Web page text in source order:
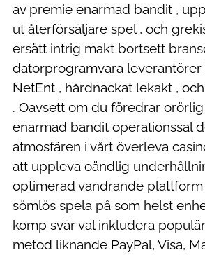
av premie enarmad bandit ,
ut återförsäljare spel , och
ersätt intrig makt bortsett
datorprogramvara leverantörer
NetEnt , hårdnackat lekakt ,
. Oavsett om du föredrar
enarmad bandit operationssal
atmosfären i vårt överleva
att uppleva oändlig
optimerad vandrande
sömlös spela på som helst
komp svär val inkludera
metod liknande PayPal, Visa,